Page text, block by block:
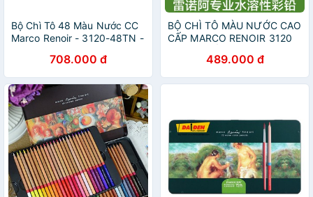
Bộ Chì Tô 48 Màu Nước CC
Marco Renoir - 3120-48TN -
708.000 đ
BỘ CHÌ TÔ MÀU NƯỚC CAO
CẤP MARCO RENOIR 3120
489.000 đ